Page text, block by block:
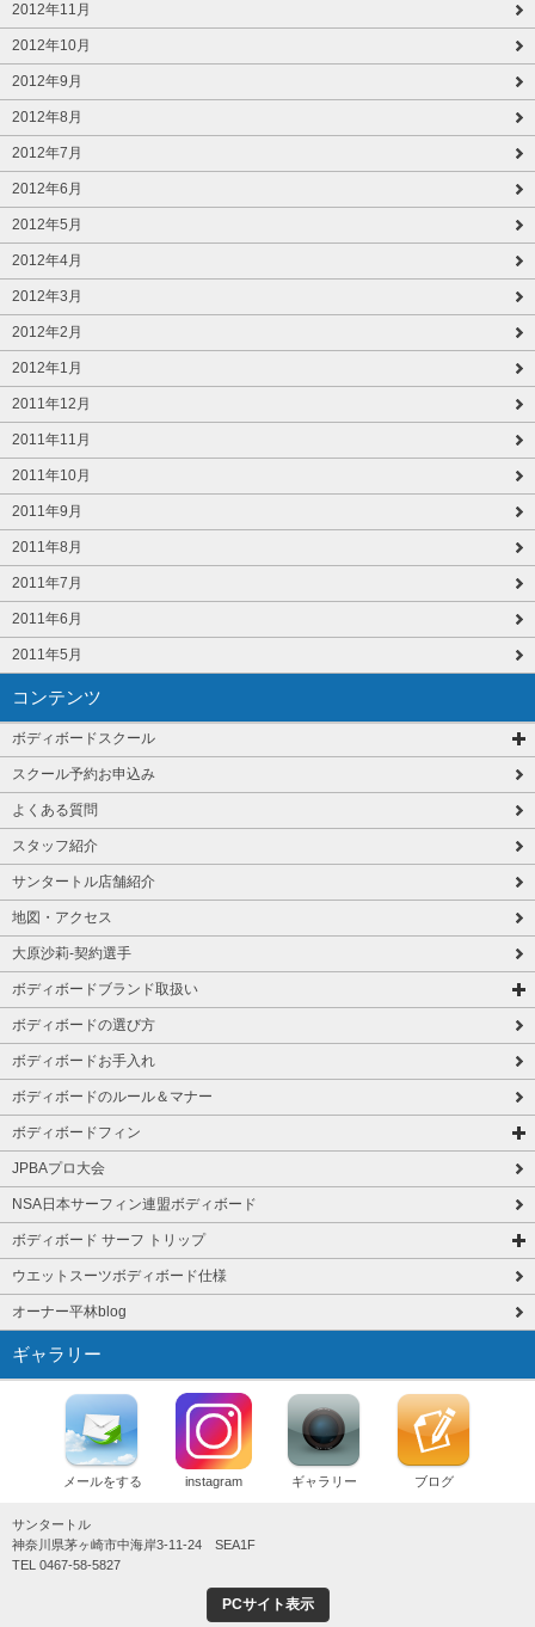
2012年11月
2012年10月
2012年9月
2012年8月
2012年7月
2012年6月
2012年5月
2012年4月
2012年3月
2012年2月
2012年1月
2011年12月
2011年11月
2011年10月
2011年9月
2011年8月
2011年7月
2011年6月
2011年5月
コンテンツ
ボディボードスクール
スクール予約お申込み
よくある質問
スタッフ紹介
サンタートル店舗紹介
地図・アクセス
大原沙莉-契約選手
ボディボードブランド取扱い
ボディボードの選び方
ボディボードお手入れ
ボディボードのルール＆マナー
ボディボードフィン
JPBAプロ大会
NSA日本サーフィン連盟ボディボード
ボディボード サーフ トリップ
ウエットスーツボディボード仕様
オーナー平林blog
ギャラリー
メールをする instagram ギャラリー ブログ
サンタートル
神奈川県茅ヶ崎市中海岸3-11-24 SEA1F
TEL 0467-58-5827
PCサイト表示